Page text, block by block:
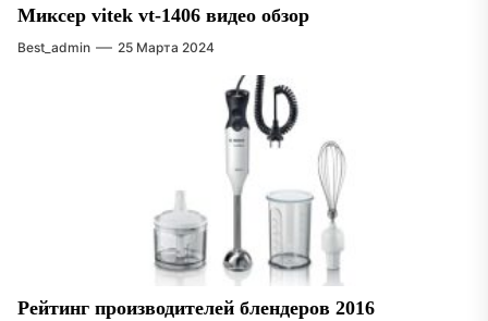
Миксер vitek vt-1406 видео обзор
Best_admin 25 Марта 2024
Рейтинг производителей блендеров 2016